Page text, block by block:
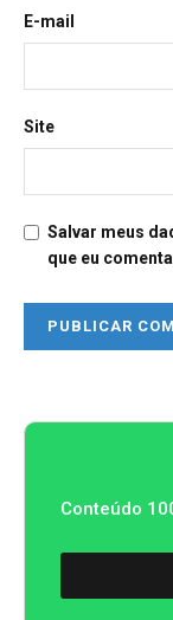
E-mail
Site
Salvar meus
que eu
Conteúdo